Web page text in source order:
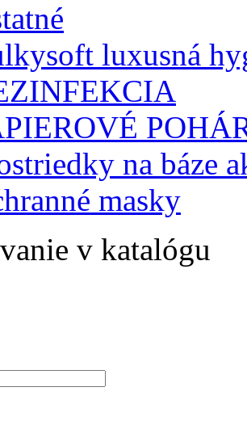
luxusná
na báze
masky
v katalógu